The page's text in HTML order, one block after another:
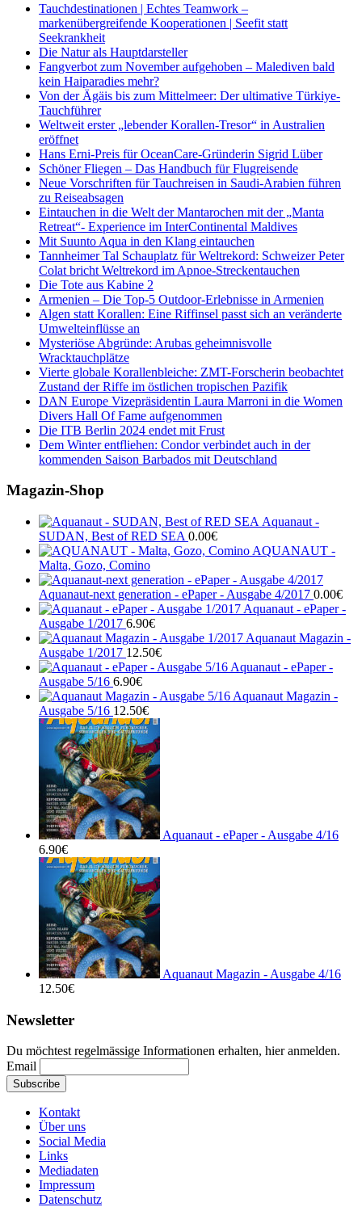
Tauchdestinationen | Echtes Teamwork –
markenübergreifende Kooperationen | Seefit statt
Seekrankheit
Die Natur als Hauptdarsteller
Fangverbot zum November aufgehoben – Malediven bald
kein Haiparadies mehr?
Von der Ägäis bis zum Mittelmeer: Der ultimative Türkiye-
Tauchführer
Weltweit erster „lebender Korallen-Tresor“ in Australien
eröffnet
Hans Erni-Preis für OceanCare-Gründerin Sigrid Lüber
Schöner Fliegen – Das Handbuch für Flugreisende
Neue Vorschriften für Tauchreisen in Saudi-Arabien führen
zu Reiseabsagen
Eintauchen in die Welt der Mantarochen mit der „Manta
Retreat“- Experience im InterContinental Maldives
Mit Suunto Aqua in den Klang eintauchen
Tannheimer Tal Schauplatz für Weltrekord: Schweizer Peter
Colat bricht Weltrekord im Apnoe-Streckentauchen
Die Tote aus Kabine 2
Armenien – Die Top-5 Outdoor-Erlebnisse in Armenien
Algen statt Korallen: Eine Riffinsel passt sich an veränderte
Umwelteinflüsse an
Mysteriöse Abgründe: Arubas geheimnisvolle
Wracktauchplätze
Vierte globale Korallenbleiche: ZMT-Forscherin beobachtet
Zustand der Riffe im östlichen tropischen Pazifik
DAN Europe Vizepräsidentin Laura Marroni in die Women
Divers Hall Of Fame aufgenommen
Die ITB Berlin 2024 endet mit Frust
Dem Winter entfliehen: Condor verbindet auch in der
kommenden Saison Barbados mit Deutschland
Magazin-Shop
Aquanaut -
SUDAN, Best of RED SEA 0.00€
AQUANAUT -
Malta, Gozo, Comino
Aquanaut-next generation - ePaper - Ausgabe 4/2017 0.00€
Aquanaut - ePaper -
Ausgabe 1/2017 6.90€
Aquanaut Magazin -
Ausgabe 1/2017 12.50€
Aquanaut - ePaper -
Ausgabe 5/16 6.90€
Aquanaut Magazin -
Ausgabe 5/16 12.50€
Aquanaut - ePaper - Ausgabe 4/16
6.90€
Aquanaut Magazin - Ausgabe 4/16
12.50€
Newsletter
Du möchtest regelmässige Informationen erhalten, hier anmelden.
Email
Kontakt
Über uns
Social Media
Links
Mediadaten
Impressum
Datenschutz